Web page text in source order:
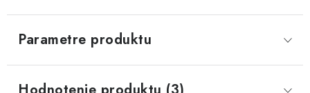
Parametre produktu